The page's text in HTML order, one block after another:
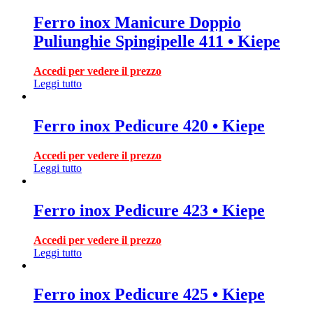
Ferro inox Manicure Doppio
Puliunghie Spingipelle 411 • Kiepe
Accedi per vedere il prezzo
Leggi tutto
Ferro inox Pedicure 420 • Kiepe
Accedi per vedere il prezzo
Leggi tutto
Ferro inox Pedicure 423 • Kiepe
Accedi per vedere il prezzo
Leggi tutto
Ferro inox Pedicure 425 • Kiepe